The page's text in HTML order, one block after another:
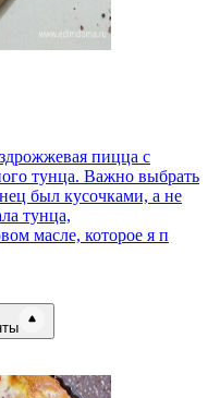
пицца с
тунца. Важно выбрать
был кусочками, а не
тунца,
масле, которое я п